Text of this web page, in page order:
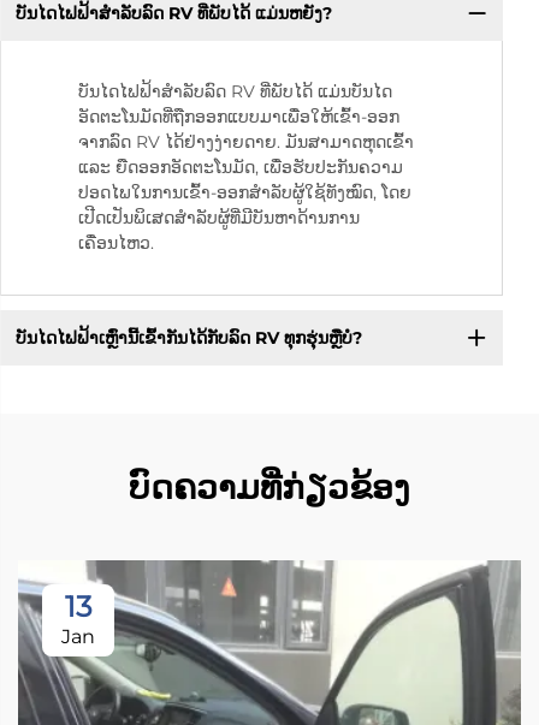
ບັນໄດໄຟຟ້າສຳລັບລົດ RV ທີ່ພັບໄດ້ ແມ່ນຫຍັງ?
ບັນໄດໄຟຟ້າສຳລັບລົດ RV ທີ່ພັບໄດ້ ແມ່ນບັນໄດ
ອັດຕະໂນມັດທີ່ຖືກອອກແບບມາເພື່ອໃຫ້ເຂົ້າ-ອອກ
ຈາກລົດ RV ໄດ້ຢ່າງງ່າຍດາຍ. ມັນສາມາດຫຸດເຂົ້າ
ແລະ ຍືດອອກອັດຕະໂນມັດ, ເພື່ອຮັບປະກັນຄວາມ
ປອດໄພໃນການເຂົ້າ-ອອກສຳລັບຜູ້ໃຊ້ທັງໝົດ, ໂດຍ
ເປີດເປັນພິເສດສຳລັບຜູ້ທີ່ມີບັນຫາດ້ານການ
ເຄື່ອນໄຫວ.
ບັນໄດໄຟຟ້າເຫຼົ່ານີ້ເຂົ້າກັນໄດ້ກັບລົດ RV ທຸກຮຸ່ນຫຼືບໍ?
ບົດຄວາມທີ່ກ່ຽວຂ້ອງ
13
Jan